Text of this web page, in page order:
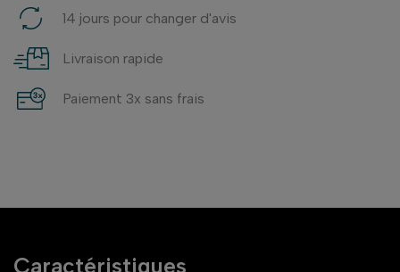
14 jours pour changer d'avis
Livraison rapide
Paiement 3x sans frais
Caractéristiques